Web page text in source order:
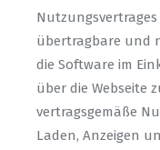
übertragbare und
die Software im
über die Webseite
vertragsgemäße
Laden, Anzeigen